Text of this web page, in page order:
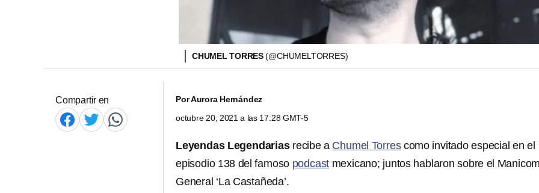
CHUMEL TORRES(@CHUMELTORRES)
Compartir en PorAurora Hernández
octubre 20, 2021 a las 17:28 GMT-5
Leyendas Legendarias recibe a Chumel Torrescomo invitado especial en el
episodio 138 del famoso podcast mexicano; juntos hablaron sobre el
General ‘La Castañeda’.